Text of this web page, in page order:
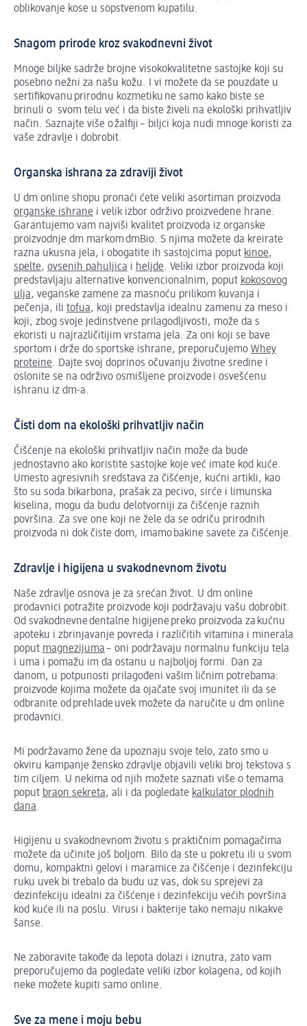
oblikovanje kose u sopstvenom kupatilu.
Snagom prirode kroz svakodnevni život
Mnoge biljke sadrže brojne visokokvalitetne sastojke koji su
posebno nežni za našu kožu. I vi možete da se pouzdate u
sertifikovanu prirodnu kozmetiku ne samo kako biste se
brinuli o svom telu već i da biste živeli na ekološki prihvatljiv
način. Saznajte više o žalfiji – biljci koja nudi mnoge koristi za
vaše zdravlje i dobrobit.
Organska ishrana za zdraviji život
U dm online shopu pronaći ćete veliki asortiman proizvoda
organske ishrane i velik izbor održivo proizvedene hrane.
Garantujemo vam najviši kvalitet proizvoda iz organske
proizvodnje dm markom dmBio. S njima možete da kreirate
razna ukusna jela, i obogatite ih sastojcima poput kinoe,
spelte, ovsenih pahuljica i heljde. Veliki izbor proizvoda koji
predstavljaju alternative konvencionalnim, poput kokosovog
ulja, veganske zamene za masnoću prilikom kuvanja i
pečenja, ili tofua, koji predstavlja idealnu zamenu za meso i
koji, zbog svoje jedinstvene prilagodljivosti, može da s
ekoristi u najrazličitijim vrstama jela. Za oni koji se bave
sportom i drže do sportske ishrane, preporučujemo Whey
proteine. Dajte svoj doprinos očuvanju životne sredine i
oslonite se na održivo osmišljene proizvode i osvešćenu
ishranu iz dm-a.
Čisti dom na ekološki prihvatljiv način
Čišćenje na ekološki prihvatljiv način može da bude
jednostavno ako koristite sastojke koje već imate kod kuće.
Umesto agresivnih sredstava za čišćenje, kućni artikli, kao
što su soda bikarbona, prašak za pecivo, sirće i limunska
kiselina, mogu da budu delotvorniji za čišćenje raznih
površina. Za sve one koji ne žele da se odriču prirodnih
proizvoda ni dok čiste dom, imamo bakine savete za čišćenje.
Zdravlje i higijena u svakodnevnom životu
Naše zdravlje osnova je za srećan život. U dm online
prodavnici potražite proizvode koji podržavaju vašu dobrobit.
Od svakodnevne dentalne higijene preko proizvoda za kućnu
apoteku i zbrinjavanje povreda i različitih vitamina i minerala
poput magnezijuma – oni podržavaju normalnu funkciju tela
i uma i pomažu im da ostanu u najboljoj formi. Dan za
danom, u potpunosti prilagođeni vašim ličnim potrebama:
proizvode kojima možete da ojačate svoj imunitet ili da se
odbranite od prehlade uvek možete da naručite u dm online
prodavnici.
Mi podržavamo žene da upoznaju svoje telo, zato smo u
okviru kampanje žensko zdravlje objavili veliki broj tekstova s
tim ciljem. U nekima od njih možete saznati više o temama
poput braon sekreta, ali i da pogledate kalkulator plodnih
dana.
Higijenu u svakodnevnom životu s praktičnim pomagačima
možete da učinite još boljom. Bilo da ste u pokretu ili u svom
domu, kompaktni gelovi i maramice za čišćenje i dezinfekciju
ruku uvek bi trebalo da budu uz vas, dok su sprejevi za
dezinfekciju idealni za čišćenje i dezinfekciju većih površina
kod kuće ili na poslu. Virusi i bakterije tako nemaju nikakve
šanse.
Ne zaboravite takođe da lepota dolazi i iznutra, zato vam
preporučujemo da pogledate veliki izbor kolagena, od kojih
neke možete kupiti samo online.
Sve za mene i moju bebu